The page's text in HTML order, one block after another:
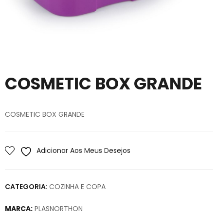
COSMETIC BOX GRANDE
COSMETIC BOX GRANDE
Adicionar Aos Meus Desejos
CATEGORIA: COZINHA E COPA
MARCA: PLASNORTHON